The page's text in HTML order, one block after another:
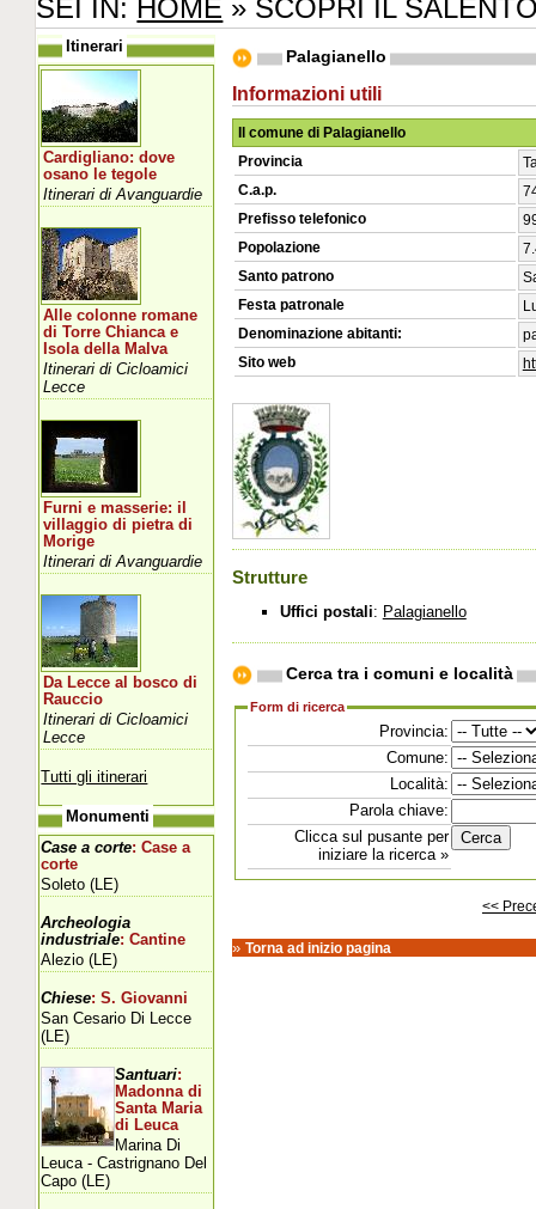
SEI IN: HOME » SCOPRI IL
Palagianello
Informazioni utili
Il comune di Palagianello
Provincia
C.a.p.
Prefisso telefonico
Popolazione
Santo patrono
Festa patronale
Denominazione abitanti:
Sito web
Strutture
Uffici postali: Palagianello
Cerca tra i comuni e località
Form di ricerca
Provincia:
Comune:
Località:
Parola chiave:
Clicca sul pusante per
iniziare la ricerca »
<<
» Torna ad inizio pagina
Itinerari
Cardigliano: dove
osano le tegole
Itinerari di Avanguardie
Alle colonne romane
di Torre Chianca e
Isola della Malva
Itinerari di Cicloamici
Lecce
Furni e masserie: il
villaggio di pietra di
Morige
Itinerari di Avanguardie
Da Lecce al bosco di
Rauccio
Itinerari di Cicloamici
Lecce
Tutti gli itinerari
Monumenti
Case a corte: Case a
corte
Soleto (LE)
Archeologia
industriale: Cantine
Alezio (LE)
Chiese: S. Giovanni
San Cesario Di Lecce
(LE)
Santuari:
Madonna di
Santa Maria
di Leuca
Marina Di
Leuca - Castrignano Del
Capo (LE)